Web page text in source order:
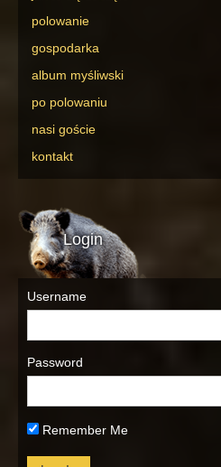
polowanie
gospodarka
album myśliwski
po polowaniu
nasi goście
kontakt
Login
Username
Password
Remember Me